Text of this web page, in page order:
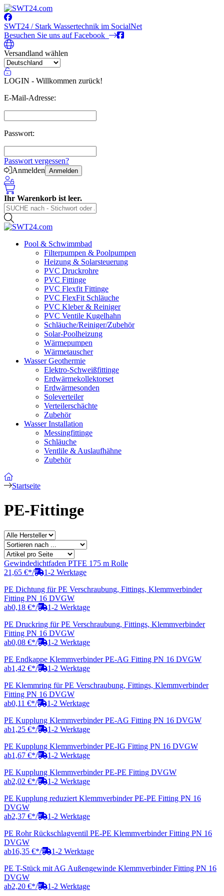
SWT24 / Stark Wassertechnik im SocialNet
Besuchen Sie uns auf Facebook
Versandland wählen
LOGIN - Willkommen zurück!
E-Mail-Adresse:
Passwort:
Passwort vergessen?
Anmelden Anmelden
Ihr Warenkorb ist leer.
Pool & Schwimmbad
Filterpumpen & Poolpumpen
Heizung & Solarsteuerung
PVC Druckrohre
PVC Fittinge
PVC Flexfit Fittinge
PVC FlexFit Schläuche
PVC Kleber & Reiniger
PVC Ventile Kugelhahn
Schläuche/Reiniger/Zubehör
Solar-Poolheizung
Wärmepumpen
Wärmetauscher
Wasser Geothermie
Elektro-Schweißfittinge
Erdwärmekollektorset
Erdwärmesonden
Soleverteiler
Verteilerschächte
Zubehör
Wasser Installation
Messingfittinge
Schläuche
Ventlile & Auslaufhähne
Zubehör
Startseite
PE-Fittinge
Gewindedichtfaden PTFE 175 m Rolle
21,65 €*/
1-2 Werktage
PE Dichtung für PE Verschraubung, Fittings, Klemmverbinder
Fitting PN 16 DVGW
ab0,18 €*/
1-2 Werktage
PE Druckring für PE Verschraubung, Fittings, Klemmverbinder
Fitting PN 16 DVGW
ab0,08 €*/
1-2 Werktage
PE Endkappe Klemmverbinder PE-AG Fitting PN 16 DVGW
ab1,42 €*/
1-2 Werktage
PE Klemmring für PE Verschraubung, Fittings, Klemmverbinder
Fitting PN 16 DVGW
ab0,11 €*/
1-2 Werktage
PE Kupplung Klemmverbinder PE-AG Fitting PN 16 DVGW
ab1,25 €*/
1-2 Werktage
PE Kupplung Klemmverbinder PE-IG Fitting PN 16 DVGW
ab1,67 €*/
1-2 Werktage
PE Kupplung Klemmverbinder PE-PE Fitting DVGW
ab2,02 €*/
1-2 Werktage
PE Kupplung reduziert Klemmverbinder PE-PE Fitting PN 16
DVGW
ab2,37 €*/
1-2 Werktage
PE Rohr Rückschlagventil PE-PE Klemmverbinder Fitting PN 16
DVGW
ab16,35 €*/
1-2 Werktage
PE T-Stück mit AG Außengewinde Klemmverbinder Fitting PN 16
DVGW
ab2,20 €*/ 1-2 Werktage